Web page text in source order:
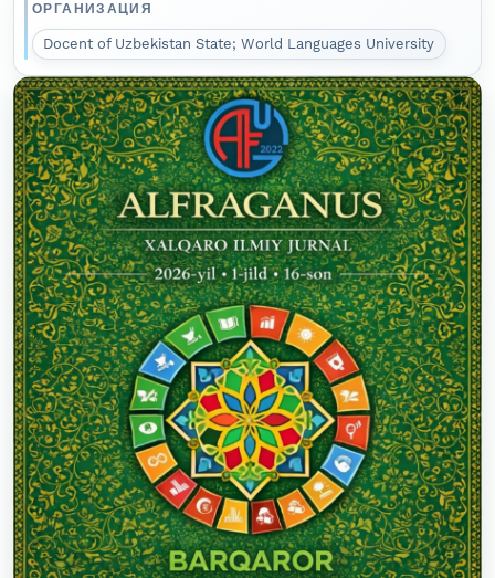
ОРГАНИЗАЦИЯ
Docent of Uzbekistan State; World Languages University